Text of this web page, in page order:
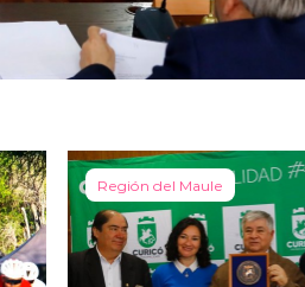
Región del Maule